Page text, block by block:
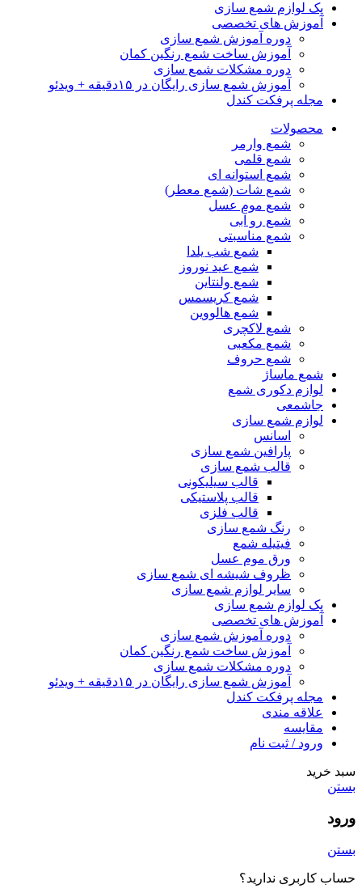
پک لوازم شمع سازی
آموزش های تخصصی
دوره آموزش شمع سازی
آموزش ساخت شمع رنگین کمان
دوره مشکلات شمع سازی
آموزش شمع سازی رایگان در ۱۵دقیقه + ویدئو
مجله پرفکت کندل
محصولات
شمع وارمر
شمع قلمی
شمع استوانه ای
شمع شات (شمع معطر)
شمع موم عسل
شمع رو آبی
شمع مناسبتی
شمع شب یلدا
شمع عید نوروز
شمع ولنتاین
شمع کریسمس
شمع هالووین
شمع لاکچری
شمع مکعبی
شمع حروف
شمع ماساژ
لوازم دکوری شمع
جاشمعی
لوازم شمع سازی
اسانس
پارافین شمع سازی
قالب شمع سازی
قالب سیلیکونی
قالب پلاستیکی
قالب فلزی
رنگ شمع سازی
فیتیله شمع
ورق موم عسل
ظروف شیشه ای شمع سازی
سایر لوازم شمع سازی
پک لوازم شمع سازی
آموزش های تخصصی
دوره آموزش شمع سازی
آموزش ساخت شمع رنگین کمان
دوره مشکلات شمع سازی
آموزش شمع سازی رایگان در ۱۵دقیقه + ویدئو
مجله پرفکت کندل
علاقه مندی
مقايسه
ورود / ثبت نام
سبد خرید
بستن
ورود
بستن
حساب کاربری ندارید؟